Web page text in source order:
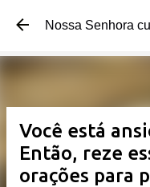
Pular
Nossa Senhora
Você está
Então, reze
orações para